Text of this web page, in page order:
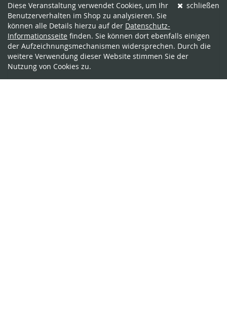
schließen
Diese Veranstaltung verwendet Cookies, um Ihr
Benutzerverhalten im Shop zu analysieren. Sie
können alle Details hierzu auf der Datenschutz-
Informationsseite finden. Sie können dort ebenfalls einigen
der Aufzeichnungsmechanismen widersprechen. Durch die
weitere Verwendung dieser Website stimmen Sie der
Nutzung von Cookies zu.